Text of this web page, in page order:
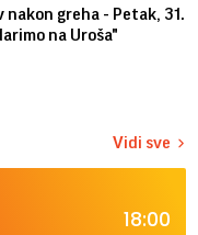
nakon greha - Petak, 31.
na Uroša"
Vidi sve
18:00